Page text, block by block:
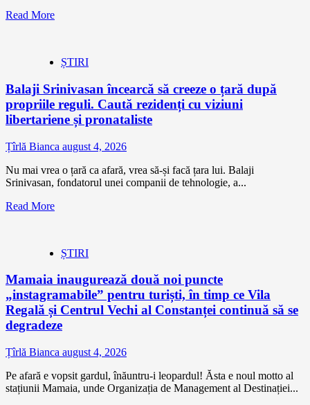
Read More
ȘTIRI
Balaji Srinivasan încearcă să creeze o țară după
propriile reguli. Caută rezidenți cu viziuni
libertariene și pronataliste
Țîrlă Bianca august 4, 2026
Nu mai vrea o țară ca afară, vrea să-și facă țara lui. Balaji
Srinivasan, fondatorul unei companii de tehnologie, a...
Read More
ȘTIRI
Mamaia inaugurează două noi puncte
„instagramabile” pentru turiști, în timp ce Vila
Regală și Centrul Vechi al Constanței continuă să se
degradeze
Țîrlă Bianca august 4, 2026
Pe afară e vopsit gardul, înăuntru-i leopardul! Ăsta e noul motto al
stațiunii Mamaia, unde Organizația de Management al Destinației...